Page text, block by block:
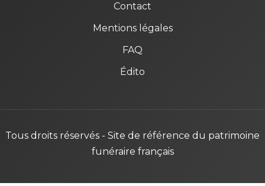
Contact
Mentions légales
FAQ
Édito
Tous droits réservés - Site de référence du patrimoine
funéraire français